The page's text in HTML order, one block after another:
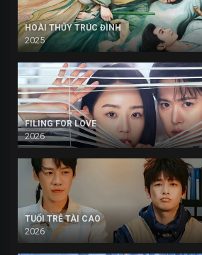
HOÀI THỦY TRÚC ĐÌNH
2025
FILING FOR LOVE
2026
TUỔI TRẺ TÀI CAO
2026